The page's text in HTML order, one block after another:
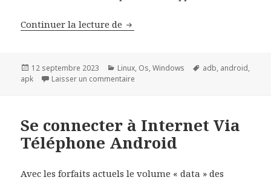
Continuer la lecture de Exporter une application
Publié
le
12 septembre 2023 Catégories
Linux, Os,Windows
Mots-
adb, android,
apk
Laisser un commentaire
Se connecter à Internet Via
Téléphone Android
Avec les forfaits actuels le volume « data » des